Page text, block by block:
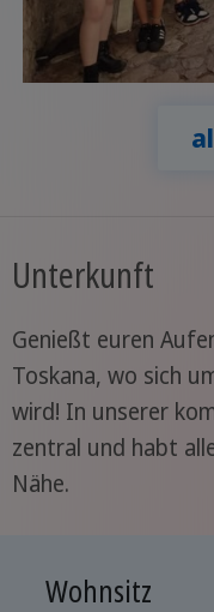
Unterkunft
Genießt euren
Toskana, wo sich
wird! In unserer
zentral und habt
Nähe.
Wohnsitz